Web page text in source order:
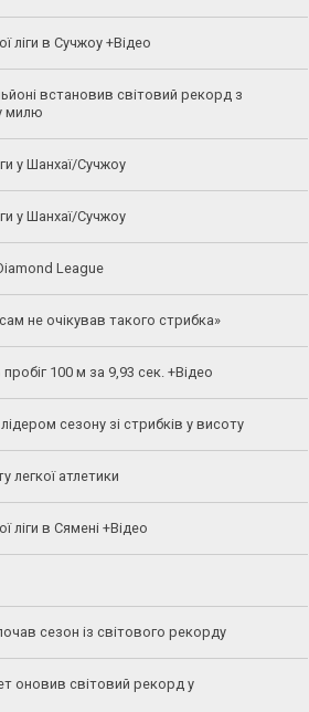
ліги в Сучжоу +Відео
встановив світовий рекорд з
милю
у Шанхаї/Сучжоу
у Шанхаї/Сучжоу
League
не очікував такого стрибка»
100 м за 9,93 сек. +Відео
сезону зі стрибків у висоту
легкої атлетики
ліги в Сямені +Відео
сезон із світового рекорду
оновив світовий рекорд у